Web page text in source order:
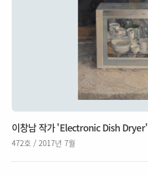
이창남 작가 'Electronic Dish Dryer'
472호 / 2017년 7월